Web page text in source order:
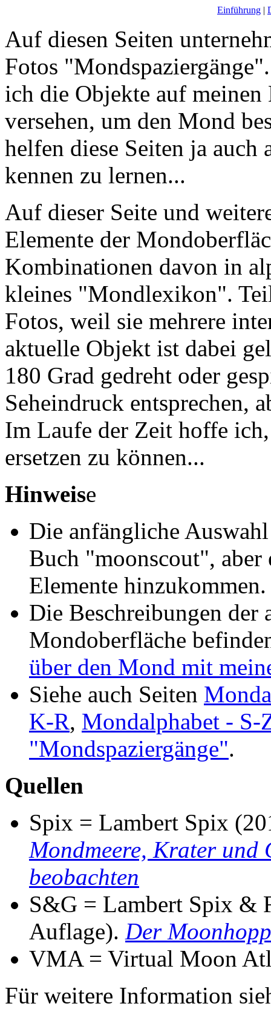
Einführung |
Auf diesen Seiten
Fotos
ich die Objekte auf
versehen, um den Mond
helfen diese Seiten ja auch
kennen zu lernen...
Auf dieser Seite und
Elemente der
Kombinationen davon in
kleines "Mondlexikon".
Fotos, weil sie mehrere
aktuelle Objekt ist dabei
180 Grad gedreht oder
Seheindruck entsprechen,
Im Laufe der Zeit hoffe
ersetzen zu können...
Hinweise
Die anfängliche
Buch "moonscout", aber
Elemente hinzukommen.
Die Beschreibungen der
Mondoberfläche
über den Mond mit
Siehe auch Seiten
K-R, Mondalphabet - S-
"Mondspaziergänge".
Quellen
Spix = Lambert Spix
Mondmeere, Krater und
beobachten
S&G = Lambert Spix &
Auflage). Der
VMA = Virtual Moon
Für weitere Information